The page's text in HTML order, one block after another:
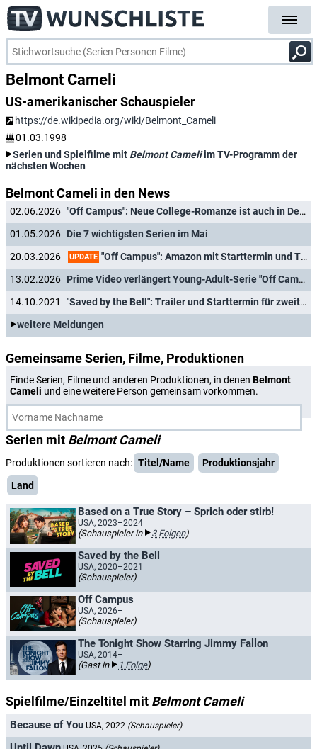
Belmont Cameli
US-amerikanischer Schauspieler
https://de.wikipedia.org/wiki/Belmont_Cameli
01.03.1998
Serien und Spielfilme mit Belmont Cameliim TV-Programm der
nächsten Wochen
Belmont Cameli in den News
02.06.2026
"Off Campus": Neue College-Romanze ist auch in Deutschland ein großer Serien-Hit
01.05.2026 Die 7 wichtigsten Serien im Mai
20.03.2026
UPDATE "Off Campus": Amazon mit Starttermin und Trailer zur neuen Young-Adult-Serie
13.02.2026
Prime Video verlängert Young-Adult-Serie "Off Campus" noch vor dem Start
14.10.2021
"Saved by the Bell": Trailer und Starttermin für zweite Staffel
weitere Meldungen
Gemeinsame Serien, Filme, Produktionen
Finde Serien, Filme und anderen Produktionen, in denen Belmont
Cameli und eine weitere Person gemeinsam vorkommen.
Serien mit Belmont Cameli
Produktionen sortieren nach: Titel/Name
Produktionsjahr
Land
Based on a True Story – Sprich oder stirb!
USA, 2023–2024
(Schauspieler in 3 Folgen)
Saved by the Bell
USA, 2020–2021
(Schauspieler)
Off Campus
USA, 2026–
(Schauspieler)
The Tonight Show Starring Jimmy Fallon
USA, 2014–
(Gast in 1 Folge)
Spielfilme/Einzeltitel mit Belmont Cameli
Because of You USA, 2022 (Schauspieler)